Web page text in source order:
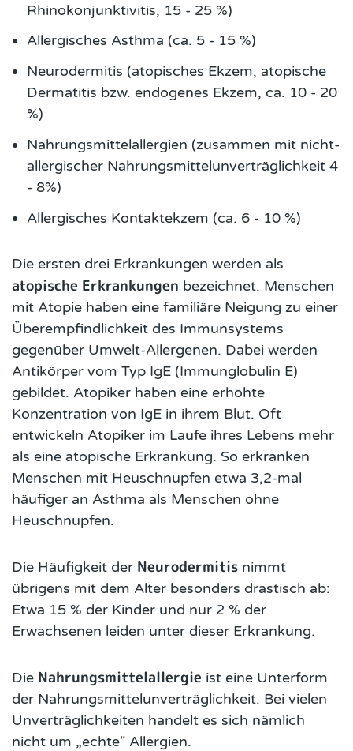
Rhinokonjunktivitis, 15 - 25 %)
Allergisches Asthma (ca. 5 - 15 %)
Neurodermitis (atopisches Ekzem, atopische
Dermatitis bzw. endogenes Ekzem, ca. 10 - 20
%)
Nahrungsmittelallergien (zusammen mit nicht-
allergischer Nahrungsmittelunverträglichkeit 4
- 8%)
Allergisches Kontaktekzem (ca. 6 - 10 %)
Die ersten drei Erkrankungen werden als
atopische Erkrankungen bezeichnet. Menschen
mit Atopie haben eine familiäre Neigung zu einer
Überempfindlichkeit des Immunsystems
gegenüber Umwelt-Allergenen. Dabei werden
Antikörper vom Typ IgE (Immunglobulin E)
gebildet. Atopiker haben eine erhöhte
Konzentration von IgE in ihrem Blut. Oft
entwickeln Atopiker im Laufe ihres Lebens mehr
als eine atopische Erkrankung. So erkranken
Menschen mit Heuschnupfen etwa 3,2-mal
häufiger an Asthma als Menschen ohne
Heuschnupfen.
Die Häufigkeit der Neurodermitis nimmt
übrigens mit dem Alter besonders drastisch ab:
Etwa 15 % der Kinder und nur 2 % der
Erwachsenen leiden unter dieser Erkrankung.
Die Nahrungsmittelallergie ist eine Unterform
der Nahrungsmittelunverträglichkeit. Bei vielen
Unverträglichkeiten handelt es sich nämlich
nicht um „echte" Allergien.